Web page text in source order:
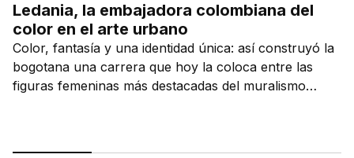
Ledania, la embajadora colombiana del
color en el arte urbano
Color, fantasía y una identidad única: así construyó la
bogotana una carrera que hoy la coloca entre las
figuras femeninas más destacadas del muralismo